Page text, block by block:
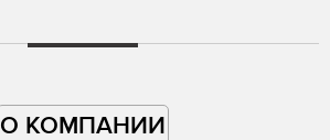
О КОМПАНИИ